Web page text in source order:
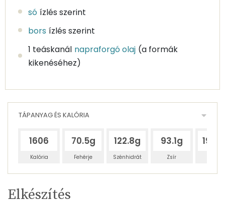
só ízlés szerint
bors ízlés szerint
1 teáskanál napraforgó olaj (a formák
kikenéséhez)
TÁPANYAG ÉS KALÓRIA
1606
Kalória
70.5g
Fehérje
122.8g
Szénhidrát
93.1g
Zsír
Egy
adagban
TÁPANYAGTARTALOM
Elkészítés